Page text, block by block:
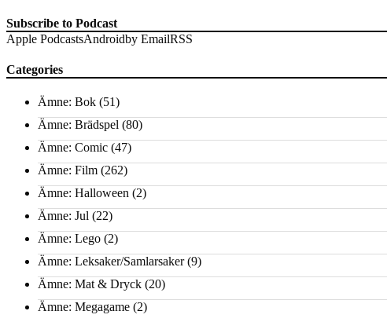
Subscribe to Podcast
Apple PodcastsAndroidby EmailRSS
Categories
Ämne: Bok (51)
Ämne: Brädspel (80)
Ämne: Comic (47)
Ämne: Film (262)
Ämne: Halloween (2)
Ämne: Jul (22)
Ämne: Lego (2)
Ämne: Leksaker/Samlarsaker(9)
Ämne: Mat & Dryck (20)
Ämne: Megagame (2)